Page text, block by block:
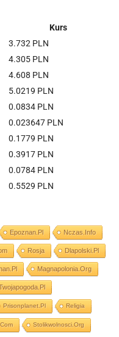
Kurs
3.732 PLN
4.305 PLN
4.608 PLN
5.0219 PLN
0.0834 PLN
0.023647 PLN
0.1779 PLN
0.3917 PLN
0.0784 PLN
0.5529 PLN
Epoznan.pl Nczas.info
Rosja Dlapolski.pl
Magnapolonia.org
Prisonplanet.pl Religia
Stolikwolnosci.org